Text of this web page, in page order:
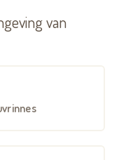
van